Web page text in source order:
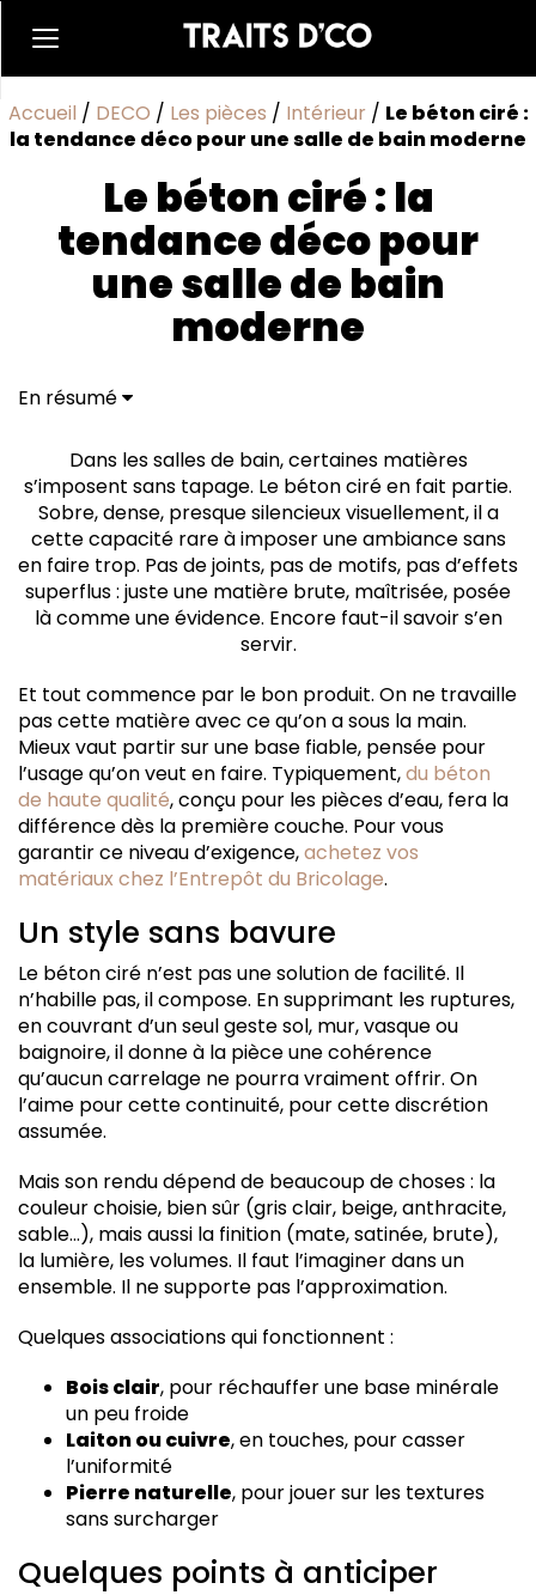
Accueil / DECO / Les pièces / Intérieur / Le béton ciré :
la tendance déco pour une salle de bain moderne
Le béton ciré : la
tendance déco pour
une salle de bain
moderne
En résumé
Quelques points à anticiper
Comment bien poser du béton ciré
À savoir avant de se lancer
Quelques pistes déco
Dans les salles de bain, certaines matières
s’imposent sans tapage. Le béton ciré en fait partie.
Sobre, dense, presque silencieux visuellement, il a
cette capacité rare à imposer une ambiance sans
en faire trop. Pas de joints, pas de motifs, pas d’effets
superflus : juste une matière brute, maîtrisée, posée
là comme une évidence. Encore faut-il savoir s’en
servir.
Et tout commence par le bon produit. On ne travaille
pas cette matière avec ce qu’on a sous la main.
Mieux vaut partir sur une base fiable, pensée pour
l’usage qu’on veut en faire. Typiquement,du béton
de haute qualité, conçu pour les pièces d’eau, fera la
différence dès la première couche. Pour vous
garantir ce niveau d’exigence,achetez vos
matériaux chez l’Entrepôt du Bricolage.
Un style sans bavure
Le béton ciré n’est pas une solution de facilité. Il
n’habille pas, il compose. En supprimant les ruptures,
en couvrant d’un seul geste sol, mur, vasque ou
baignoire, il donne à la pièce une cohérence
qu’aucun carrelage ne pourra vraiment offrir. On
l’aime pour cette continuité, pour cette discrétion
assumée.
Mais son rendu dépend de beaucoup de choses : la
couleur choisie, bien sûr (gris clair, beige, anthracite,
sable…), mais aussi la finition (mate, satinée, brute),
la lumière, les volumes. Il faut l’imaginer dans un
ensemble. Il ne supporte pas l’approximation.
Quelques associations qui fonctionnent :
Bois clair, pour réchauffer une base minérale
un peu froide
Laiton ou cuivre, en touches, pour casser
l’uniformité
Pierre naturelle, pour jouer sur les textures
sans surcharger
Quelques points à anticiper